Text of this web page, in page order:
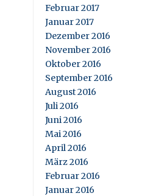
Februar 2017
Januar 2017
Dezember 2016
November 2016
Oktober 2016
September 2016
August 2016
Juli 2016
Juni 2016
Mai 2016
April 2016
März 2016
Februar 2016
Januar 2016